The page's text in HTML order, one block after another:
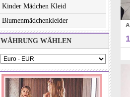
Kinder Mädchen Kleid
Blumenmädchenkleider
WÄHRUNG WÄHLEN